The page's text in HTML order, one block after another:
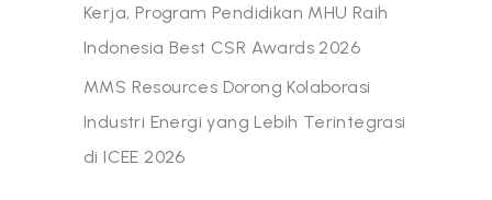
Kerja, Program Pendidikan MHU Raih
Indonesia Best CSR Awards 2026
MMS Resources Dorong Kolaborasi
Industri Energi yang Lebih Terintegrasi
di ICEE 2026